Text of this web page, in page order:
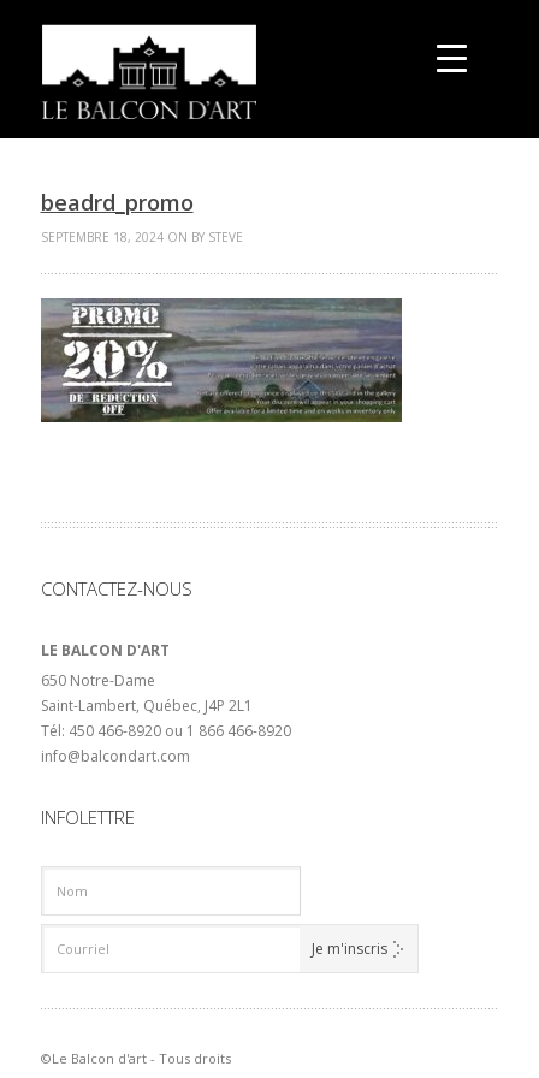
beadrd_promo
SEPTEMBRE 18, 2024 ON BY STEVE
CONTACTEZ-NOUS
LE BALCON D'ART
650 Notre-Dame
Saint-Lambert, Québec, J4P 2L1
Tél: 450 466-8920 ou 1 866 466-8920
info@balcondart.com
INFOLETTRE
©Le Balcon d'art - Tous droits